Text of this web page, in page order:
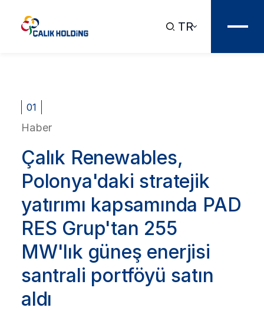
TR
01
Haber
Çalık Renewables,
Polonya'daki stratejik
yatırımı kapsamında PAD
RES Grup'tan 255
MW'lık güneş enerjisi
santrali portföyü satın
aldı